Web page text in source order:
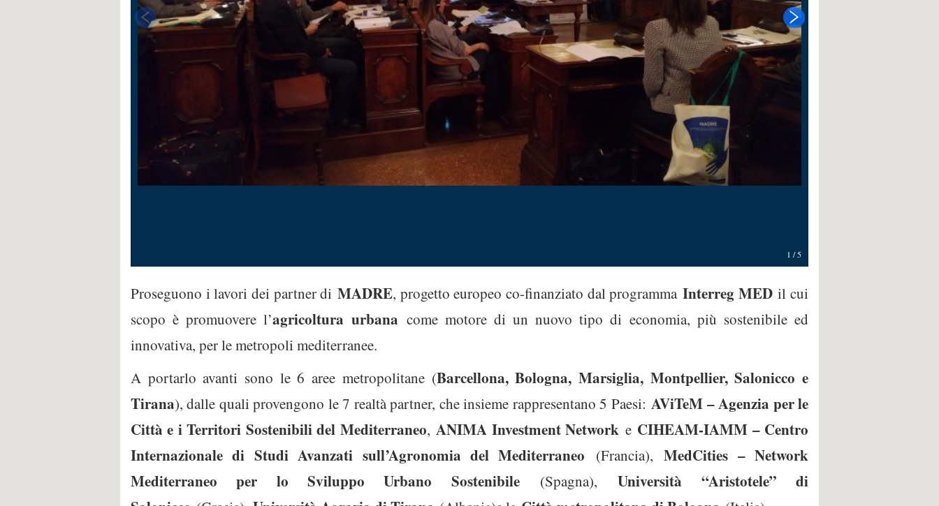
1 /5
Proseguono i lavori dei partner di MADRE, progetto europeo co-finanziato dal programma Interreg MEDil cui
scopo è promuovere l’agricoltura urbana come motore di un nuovo tipo di economia, più sostenibile ed
innovativa, per le metropoli mediterranee.
A portarlo avanti sono le 6 aree metropolitane (Barcellona, Bologna, Marsiglia, Montpellier, Salonicco e
Tirana), dalle quali provengono le 7 realtà partner, che insieme rappresentano 5 Paesi:AViTeM – Agenzia per le
Città e i Territori Sostenibili del Mediterraneo,ANIMA Investment Network e CIHEAM-IAMM – Centro
Internazionale di Studi Avanzati sull’Agronomia del Mediterraneo (Francia),MedCities – Network
Mediterraneo per lo Sviluppo Urbano Sostenibile(Spagna),Università “Aristotele” di